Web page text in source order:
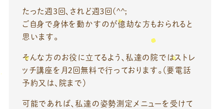
たった週3回、されど週3回(^^;
ご自身で身体を動かすのが億劫な方もおられると
思います。
そんな方のお役に立てるよう、私達の院ではストレ
ッチ講座を月2回無料で行っております。（要電話
予約又は、院まで）
可能であれば、私達の姿勢測定メニューを受けて